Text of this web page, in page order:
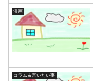
漫画
コラム＆言いたい事